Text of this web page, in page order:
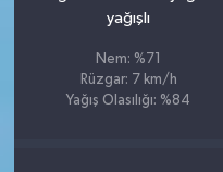
yağışlı
Nem: %71
Rüzgar: 7 km/h
Yağış Olasılığı: %84